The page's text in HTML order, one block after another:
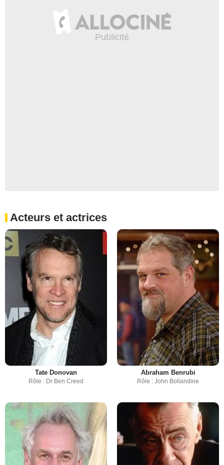
Acteurs et actrices
Tate Donovan
Rôle : Dr Ben Creed
Abraham Benrubi
Rôle : John Bollandine